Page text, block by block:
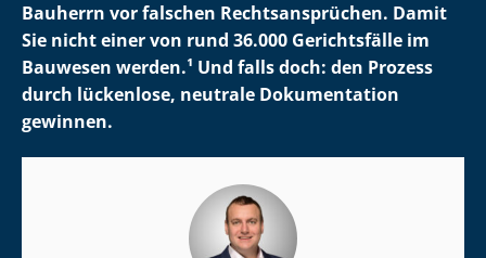
Bauherrn vor falschen Rechts­an­sprü­chen. Damit
Sie nicht einer von rund 36.000 Gerichtsfälle im
Bauwesen werden.¹ Und falls doch: den Prozess
durch lückenlose, neutrale Dokumentation
gewinnen.